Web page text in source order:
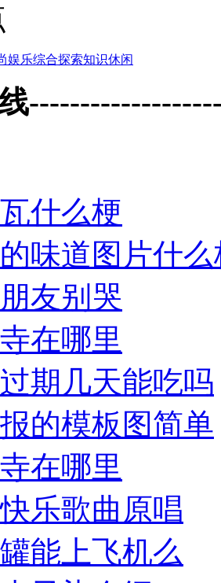
娱乐综合探索知识休闲
什么梗
味道图片什么
友别哭
在哪里
期几天能吃吗
的模板图简单
在哪里
乐歌曲原唱
能上飞机么